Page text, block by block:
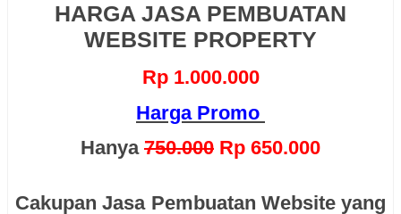
HARGA JASA PEMBUATAN
WEBSITE PROPERTY
Rp 1.000.000
Harga Promo
Hanya 750.000 Rp 650.000
Cakupan Jasa Pembuatan Website yang